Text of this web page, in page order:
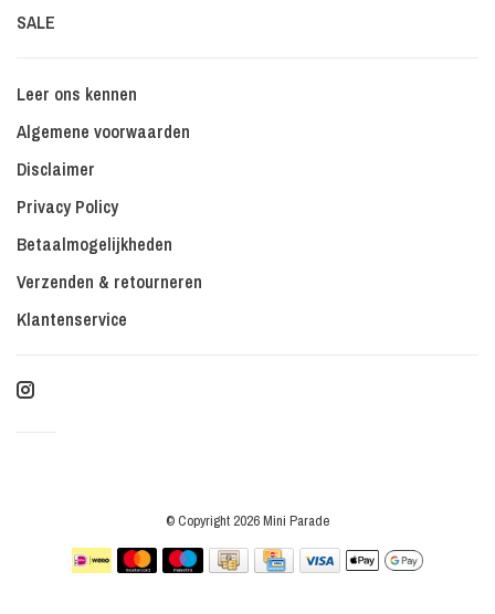
SALE
Leer ons kennen
Algemene voorwaarden
Disclaimer
Privacy Policy
Betaalmogelijkheden
Verzenden & retourneren
Klantenservice
© Copyright 2026 Mini Parade